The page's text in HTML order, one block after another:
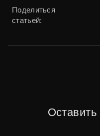
Поделиться
статьей:
Оставить